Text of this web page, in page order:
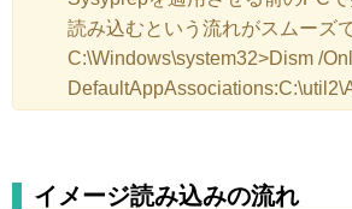
読み込むという流れがスムー
C:\Windows\system32>Dism /
イメージ読み込みの流れ